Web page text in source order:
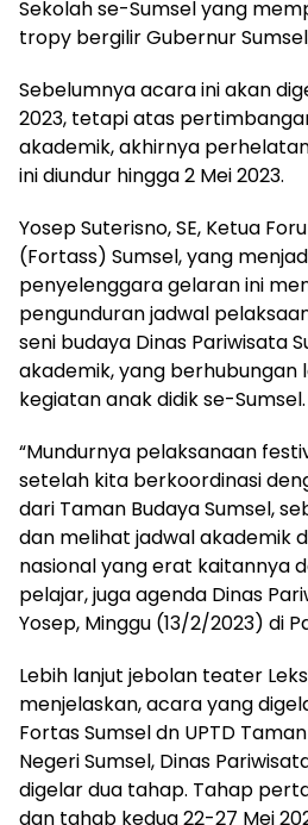
Sekolah se-Sumsel yang
tropy bergilir Gubernur
Sebelumnya acara ini akan
2023, tetapi atas
akademik, akhirnya
ini diundur hingga 2 Mei 2023.
Yosep Suterisno, SE, Ketua
(Fortass) Sumsel, yang
penyelenggara gelaran ini
pengunduran jadwal
seni budaya Dinas Pariwisata
akademik, yang berhubungan
kegiatan anak didik se-Sumsel.
“Mundurnya pelaksanaan
setelah kita berkoordinasi
dari Taman Budaya Sumsel,
dan melihat jadwal akademik
nasional yang erat kaitannya
pelajar, juga agenda Dinas
Yosep, Minggu (13/2/2023) di
Lebih lanjut jebolan teater
menjelaskan, acara yang
Fortas Sumsel dn UPTD
Negeri Sumsel, Dinas
digelar dua tahap. Tahap
dan tahab kedua 22-27 Mei